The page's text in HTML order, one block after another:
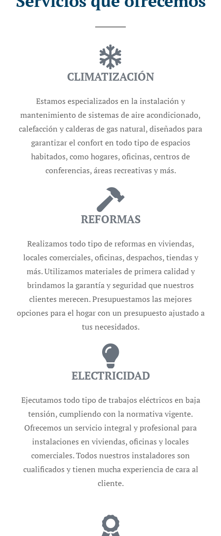
CLIMATIZACIÓN
Estamos especializados en la instalación y
mantenimiento de sistemas de aire acondicionado,
calefacción y calderas de gas natural, diseñados para
garantizar el confort en todo tipo de espacios
habitados, como hogares, oficinas, centros de
conferencias, áreas recreativas y más.
REFORMAS
Realizamos todo tipo de reformas en viviendas,
locales comerciales, oficinas, despachos, tiendas y
más. Utilizamos materiales de primera calidad y
brindamos la garantía y seguridad que nuestros
clientes merecen. Presupuestamos las mejores
opciones para el hogar con un presupuesto ajustado a
tus necesidados.
ELECTRICIDAD
Ejecutamos todo tipo de trabajos eléctricos en baja
tensión, cumpliendo con la normativa vigente.
Ofrecemos un servicio integral y profesional para
instalaciones en viviendas, oficinas y locales
comerciales. Todos nuestros instaladores son
cualificados y tienen mucha experiencia de cara al
cliente.